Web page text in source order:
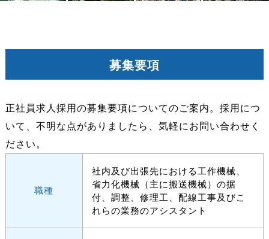
募集要項
正社員求人採用の募集要項についてのご案内。採用につ
いて、不明な点がありましたら、気軽にお問い合わせく
ださい。
職種
社内及び出張先における工作機械、
省力化機械（主に搬送機械）の据
付、調整、修理工、配線工事及びこ
れらの業務のアシスタント